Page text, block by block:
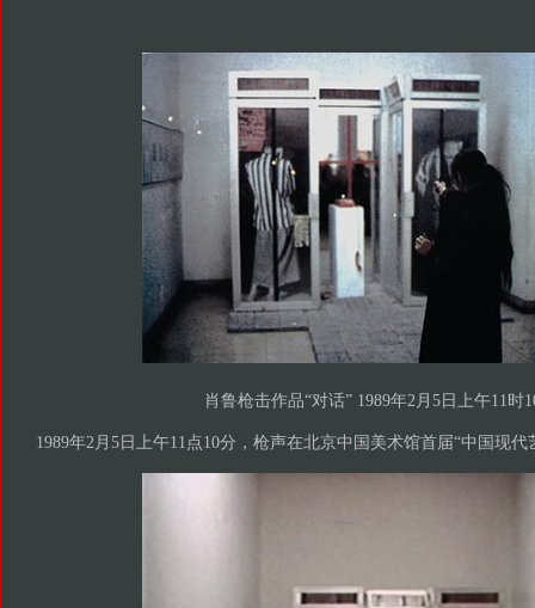
肖鲁枪击作品“对话” 1989年2月5日上午11时
1989年2月5日上午11点10分，枪声在北京中国美术馆首届“中国现